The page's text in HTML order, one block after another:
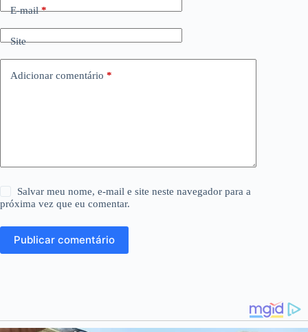
E-mail*
Site
Adicionar comentário *
Salvar meu nome, e-mail e site neste navegador para a
próxima vez que eu comentar.
Publicar comentário